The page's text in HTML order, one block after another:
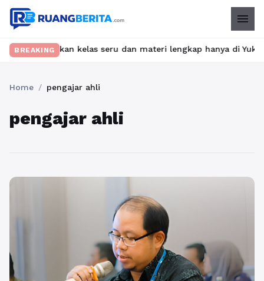
menu
BREAKINGkelas seru dan materi lengkap hanya di
Home / pengajar ahli
pengajar ahli